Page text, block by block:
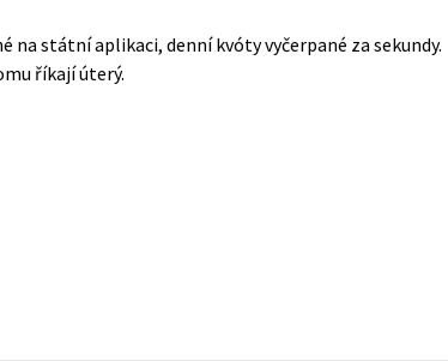
na státní aplikaci, denní kvóty vyčerpané za sekundy.
říkají úterý.